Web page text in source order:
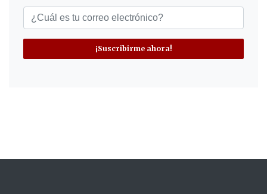
¡Suscribirme ahora!